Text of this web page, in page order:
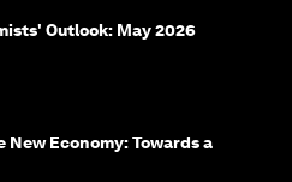
Outlook: May 2026
New Economy: Towards a